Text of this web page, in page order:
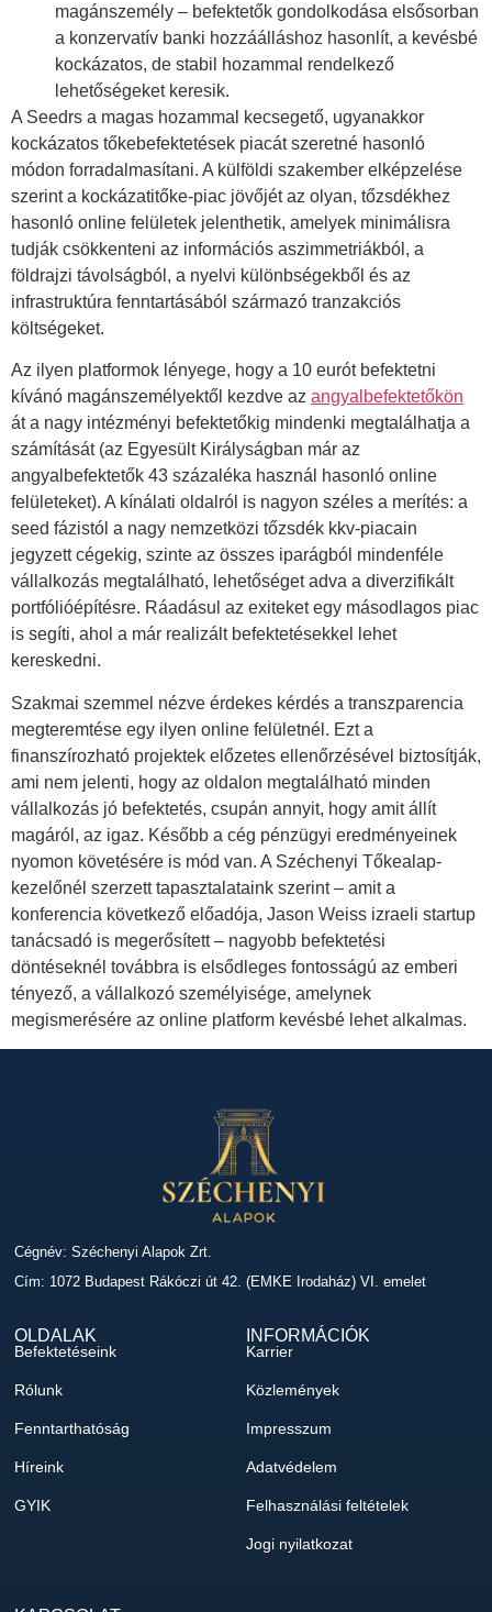
magánszemély – befektetők gondolkodása elsősorban
a konzervatív banki hozzáálláshoz hasonlít, a kevésbé
kockázatos, de stabil hozammal rendelkező
lehetőségeket keresik.
A Seedrs a magas hozammal kecsegető, ugyanakkor
kockázatos tőkebefektetések piacát szeretné hasonló
módon forradalmasítani. A külföldi szakember elképzelése
szerint a kockázatitőke-piac jövőjét az olyan, tőzsdékhez
hasonló online felületek jelenthetik, amelyek minimálisra
tudják csökkenteni az információs aszimmetriákból, a
földrajzi távolságból, a nyelvi különbségekből és az
infrastruktúra fenntartásából származó tranzakciós
költségeket.
Az ilyen platformok lényege, hogy a 10 eurót befektetni
kívánó magánszemélyektől kezdve az angyalbefektetőkön
át a nagy intézményi befektetőkig mindenki megtalálhatja a
számítását (az Egyesült Királyságban már az
angyalbefektetők 43 százaléka használ hasonló online
felületeket). A kínálati oldalról is nagyon széles a merítés: a
seed fázistól a nagy nemzetközi tőzsdék kkv-piacain
jegyzett cégekig, szinte az összes iparágból mindenféle
vállalkozás megtalálható, lehetőséget adva a diverzifikált
portfólióépítésre. Ráadásul az exiteket egy másodlagos piac
is segíti, ahol a már realizált befektetésekkel lehet
kereskedni.
Szakmai szemmel nézve érdekes kérdés a transzparencia
megteremtése egy ilyen online felületnél. Ezt a
finanszírozható projektek előzetes ellenőrzésével biztosítják,
ami nem jelenti, hogy az oldalon megtalálható minden
vállalkozás jó befektetés, csupán annyit, hogy amit állít
magáról, az igaz. Később a cég pénzügyi eredményeinek
nyomon követésére is mód van. A Széchenyi Tőkealap-
kezelőnél szerzett tapasztalataink szerint – amit a
konferencia következő előadója, Jason Weiss izraeli startup
tanácsadó is megerősített – nagyobb befektetési
döntéseknél továbbra is elsődleges fontosságú az emberi
tényező, a vállalkozó személyisége, amelynek
megismerésére az online platform kevésbé lehet alkalmas.
Cégnév: Széchenyi Alapok Zrt.
Cím: 1072 Budapest Rákóczi út 42. (EMKE Irodaház) VI. emelet
OLDALAK
Befektetéseink
Rólunk
Fenntarthatóság
Híreink
GYIK
INFORMÁCIÓK
Karrier
Közlemények
Impresszum
Adatvédelem
Felhasználási feltételek
Jogi nyilatkozat